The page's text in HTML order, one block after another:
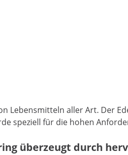
aller Art. Der
speziell für die hohen
überzeugt durch